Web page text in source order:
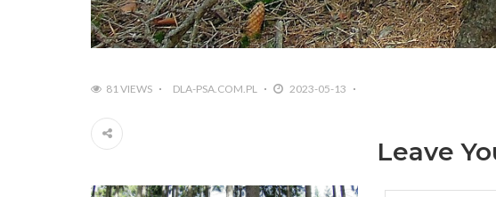
81 VIEWS DLA-PSA.COM.PL 2023-05-13
Leave